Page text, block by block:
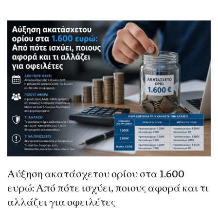
Αύξηση ακατάσχετου ορίου στα 1.600
ευρώ: Από πότε ισχύει, ποιους αφορά και τι
αλλάζει για οφειλέτες